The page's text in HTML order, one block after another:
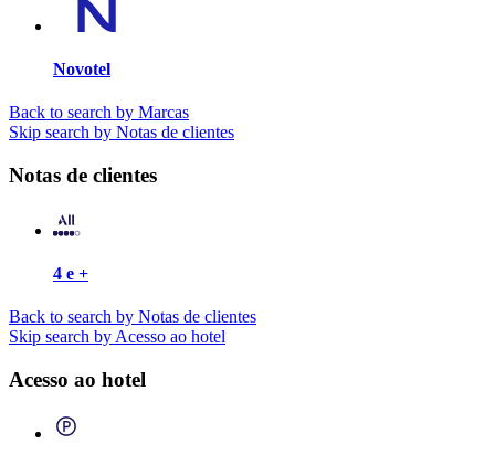
Novotel
Back to search by Marcas
Skip search by Notas de clientes
Notas de clientes
4 e +
Back to search by Notas de clientes
Skip search by Acesso ao hotel
Acesso ao hotel